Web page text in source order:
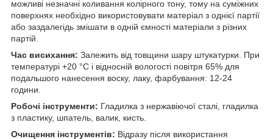
можливі незначні коливання колірного тону, тому на суміжних
поверхнях необхідно використовувати матеріал з однієї партії
або заздалегідь змішати в одній ємності матеріали з різних
партій.
Час висихання: Залежить від товщини шару штукатурки. При
температурі +20 °С і відносній вологості повітря 65% для
подальшого нанесення воску, лаку, фарбування: 12-24
години.
Робочі інструменти: Гладилка з нержавіючої сталі, гладилка
з пластику, шпатель, валик, кисть.
Очищення інструментів: Відразу після використання